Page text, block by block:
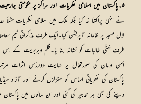
۵۔پاکستان میں اسلامی نظریات اور مراکز پر حکومتی جارحیت: